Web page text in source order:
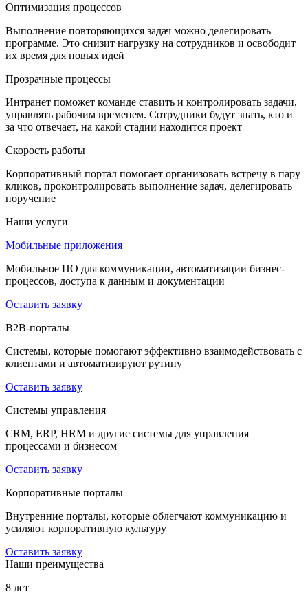
Оптимизация процессов
Выполнение повторяющихся задач можно делегировать
программе. Это снизит нагрузку на сотрудников и освободит
их время для новых идей
Прозрачные процессы
Интранет поможет команде ставить и контролировать задачи,
управлять рабочим временем. Сотрудники будут знать, кто и
за что отвечает, на какой стадии находится проект
Скорость работы
Корпоративный портал помогает организовать встречу в пару
кликов, проконтролировать выполнение задач, делегировать
поручение
Наши услуги
Мобильные приложения
Мобильное ПО для коммуникации, автоматизации бизнес-
процессов, доступа к данным и документации
Оставить заявку
B2B-порталы
Системы, которые помогают эффективно взаимодействовать с
клиентами и автоматизируют рутину
Оставить заявку
Системы управления
CRM, ERP, HRM и другие системы для управления
процессами и бизнесом
Оставить заявку
Корпоративные порталы
Внутренние порталы, которые облегчают коммуникацию и
усиляют корпоративную культуру
Оставить заявку
Наши преимущества
8 лет